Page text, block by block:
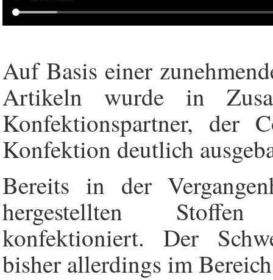
Auf Basis einer
Artikeln wurde in
Konfektionspartner, der
Konfektion deutlich
Bereits in der
hergestellten
konfektioniert. Der
bisher allerdings im